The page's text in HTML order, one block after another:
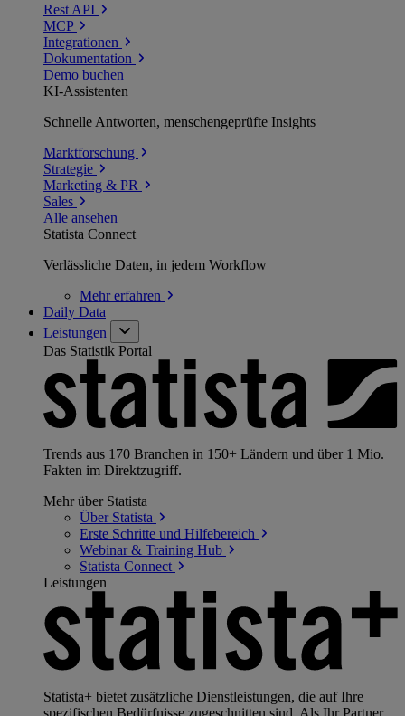
Rest API
MCP
Integrationen
Dokumentation
Demo buchen
KI-Assistenten
Schnelle Antworten, menschengeprüfte Insights
Marktforschung
Strategie
Marketing & PR
Sales
Alle ansehen
Statista Connect
Verlässliche Daten, in jedem Workflow
Mehrerfahren
Daily Data
Leistungen
Das Statistik Portal
Trends aus 170 Branchen in 150+ Ländern und über 1 Mio.
Fakten im Direktzugriff.
Mehr über Statista
Über Statista
Erste Schritte und Hilfebereich
Webinar & Training Hub
Statista Connect
Leistungen
Statista+ bietet zusätzliche Dienstleistungen, die auf Ihre
spezifischen Bedürfnisse zugeschnitten sind. Als Ihr Partner